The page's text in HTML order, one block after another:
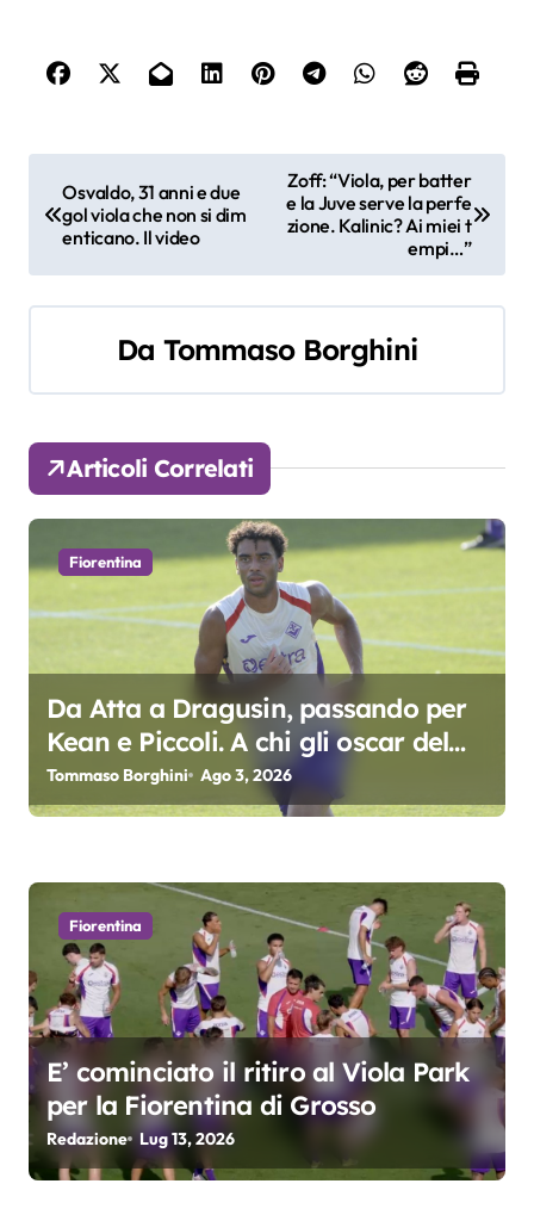
a
v
i
i
o
n
e
a
t
o
l
i
Osvaldo, 31 anni e due
gol viola che non si dim
enticano. Il video
Zoff: “Viola, per batter
e la Juve serve la perfe
zione. Kalinic? Ai miei t
empi…”
Da Tommaso Borghini
Articoli Correlati
Fiorentina
Da Atta a Dragusin, passando per
Kean e Piccoli. A chi gli oscar del
precampionato?
Tommaso Borghini Ago 3, 2026
Fiorentina
E’ cominciato il ritiro al Viola Park
per la Fiorentina di Grosso
Redazione Lug 13, 2026